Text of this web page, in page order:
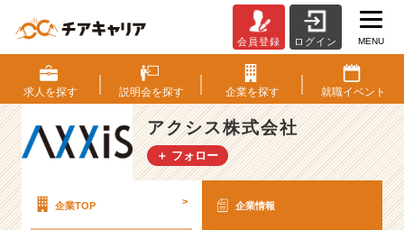
ク
シ
ス
株
式
会
社
会員登録 ログイン MENU
求人を探す 説明会を探す 企業を探す 就職イベント
アクシス株式会社
＋ フォロー
企業TOP > 企業情報